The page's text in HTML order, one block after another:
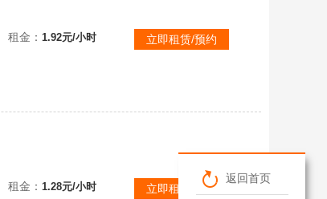
返回首页
租金： 1.92元/小时 立即租赁/预约
租金： 1.28元/小时 立即租赁/预约